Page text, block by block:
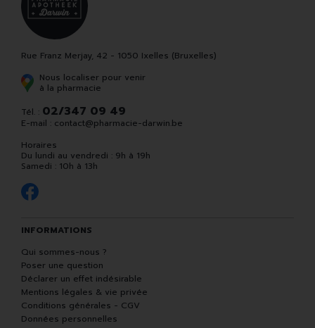
Rue Franz Merjay, 42 - 1050 Ixelles (Bruxelles)
Nous localiser pour venir
à la pharmacie
Tél. : 02/347 09 49
E-mail : contact@pharmacie-darwin.be
Horaires
Du lundi au vendredi : 9h à 19h
Samedi : 10h à 13h
INFORMATIONS
Qui sommes-nous ?
Poser une question
Déclarer un effet indésirable
Mentions légales & vie privée
Conditions générales - CGV
Données personnelles